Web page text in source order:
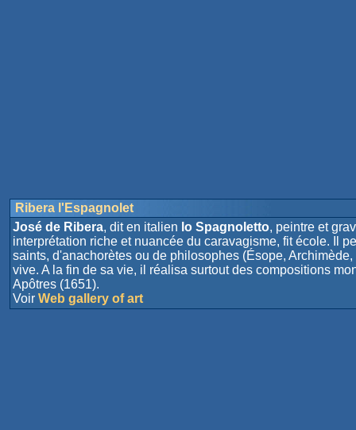
Ribera l'Espagnolet
José de Ribera, dit en italien lo Spagnoletto, peintre et
interprétation riche et nuancée du caravagisme, fit école. Il
saints, d'anachorètes ou de philosophes (Ésope,
vive. A la fin de sa vie, il réalisa surtout des compositions
Apôtres (1651).
Voir Web gallery of art